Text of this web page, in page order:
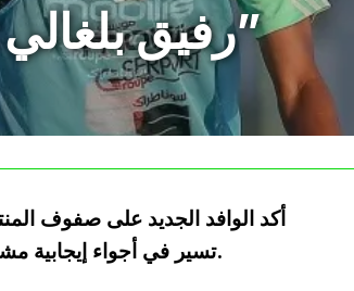
رفيق بلغالي: “جاهزون لتحقيق التأهل”
أكد الوافد الجديد على صفوف
تسير في أجواء إيجابية مشيرا إلى أن اللاعبين جاهزون لتحقيق الفوز وبلوغ المونديال.